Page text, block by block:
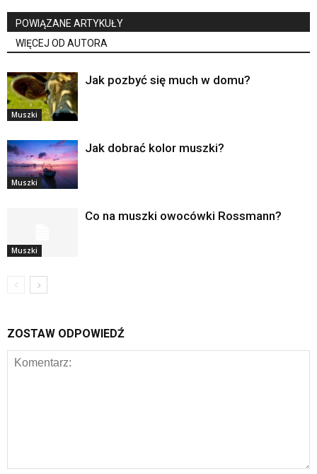
POWIĄZANE ARTYKUŁY
WIĘCEJ OD AUTORA
Muszki
Jak pozbyć się much w domu?
Muszki
Jak dobrać kolor muszki?
Muszki
Co na muszki owocówki Rossmann?
ZOSTAW ODPOWIEDŹ